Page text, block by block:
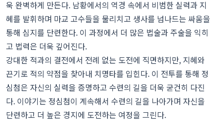
욱 완벽하게 만든다. 남황에서의 역경 속에서 비범한 실력과 지
혜를 발휘하며 마교 고수들을 물리치고 생사를 넘나드는 싸움을
통해 심지를 단련한다. 이 과정에서 더 많은 법술과 주술을 익히
고 법력은 더욱 깊어진다.
강대한 적과의 결전에서 전례 없는 도전에 직면하지만, 지혜와
끈기로 적의 약점을 찾아내 치명타를 입힌다. 이 전투를 통해 정
심첨은 자신의 실력을 증명하고 수련의 길을 더욱 굳건히 다진
다. 이야기는 정심첨이 계속해서 수련의 길을 나아가며 자신을
단련하고 더 높은 경지에 도전하는 여정을 그린다.